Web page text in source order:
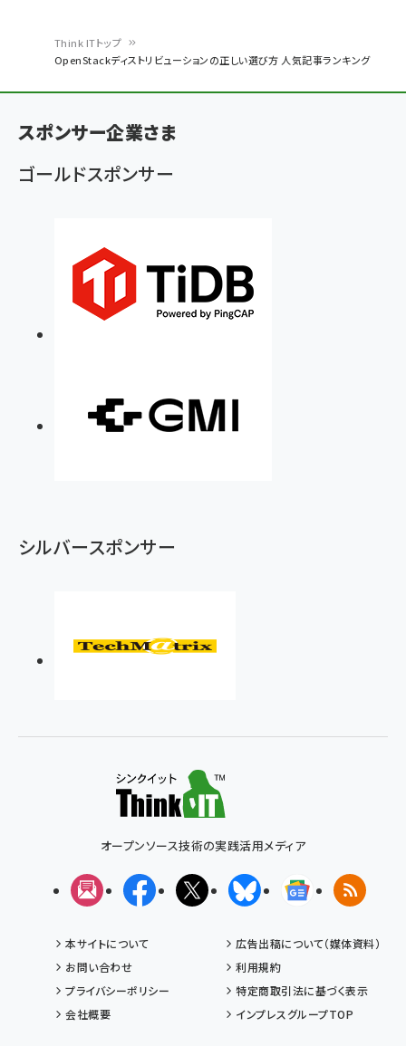
く
ず
Think ITトップ
OpenStackディストリビューションの正しい選び方 人気記事ランキング
スポンサー企業さま
ゴールドスポンサー
シルバースポンサー
オープンソース技術の実践活用メディア
メルマガFacebookX(エックス)BlueskyGoogleニュ
RSS
本サイトについて
広告出稿について（媒体資料）
お問い合わせ
利用規約
プライバシーポリシー
特定商取引法に基づく表示
会社概要
インプレスグループTOP